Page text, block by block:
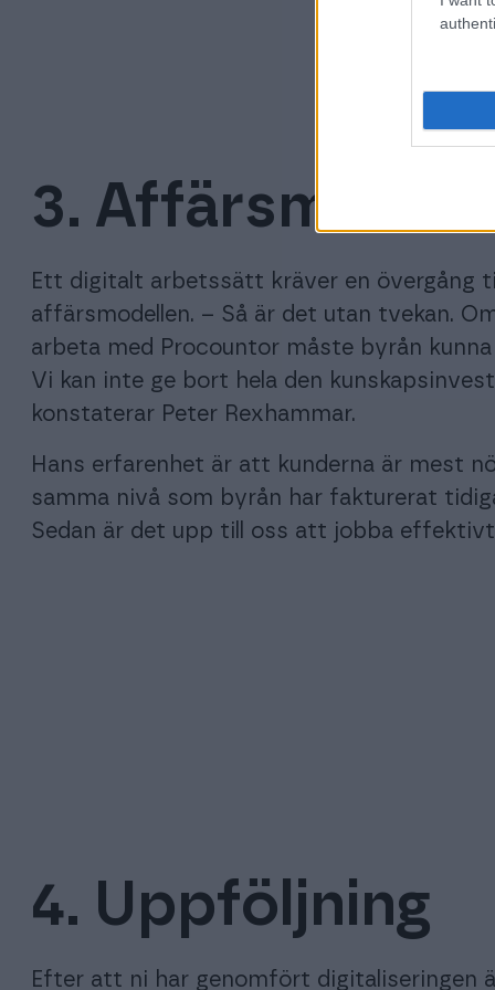
3. Affärsmodell
Ett digitalt arbetssätt kräver en övergång
affärsmodellen. – Så är det utan tvekan.
arbeta med Procountor måste byrån
Vi kan inte ge bort hela den
konstaterar Peter Rexhammar.
Hans erfarenhet är att kunderna är mest
samma nivå som byrån har fakturerat
Sedan är det upp till oss att jobba
4. Uppföljning
Efter att ni har genomfört digitaliseringen